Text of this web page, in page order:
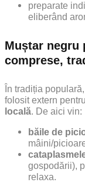
preparate
eliberând
Muștar negru
comprese,
În tradiția
folosit extern
locală. De aici vin:
băile de
mâini/
gospodării),
relaxa.